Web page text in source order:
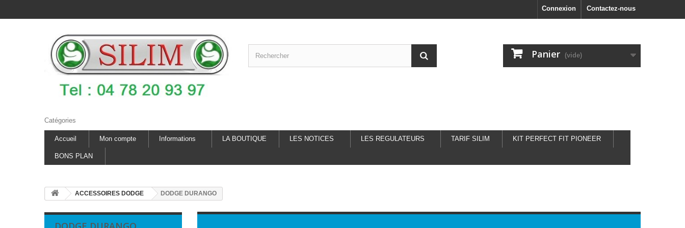
Contactez-nous
Connexion
Panier (vide)
Catégories
Accueil Mon compte Informations LA BOUTIQUE LES NOTICES LES REGULATEURS TARIF SILIM KIT PERFECT FIT PIONEER
BONS PLAN
ACCESSOIRES DODGE DODGE DURANGO